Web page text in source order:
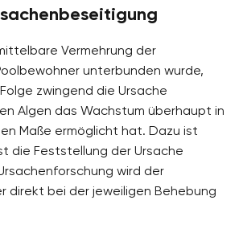
Vermehrung der
unterbunden wurde,
zwingend die Ursache
Algen das Wachstum überhaupt in
Maße ermöglicht hat. Dazu ist
die Feststellung der Ursache
wird der
direkt bei der jeweiligen Behebung